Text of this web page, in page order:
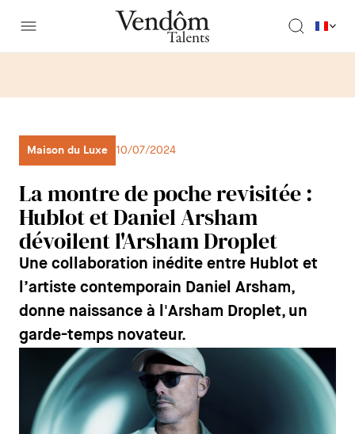
Maison du Luxe 10/07/2024
La montre de poche revisitée :
Hublot et Daniel Arsham
dévoilent l'Arsham Droplet
Une collaboration inédite entre Hublot et
l’artiste contemporain Daniel Arsham,
donne naissance à l'Arsham Droplet, un
garde-temps novateur.